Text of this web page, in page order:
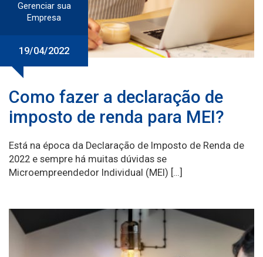
Gerenciar sua
Empresa
19/04/2022
Como fazer a declaração de
imposto de renda para MEI?
Está na época da Declaração de Imposto de Renda de
2022 e sempre há muitas dúvidas se
Microempreendedor Individual (MEI) […]